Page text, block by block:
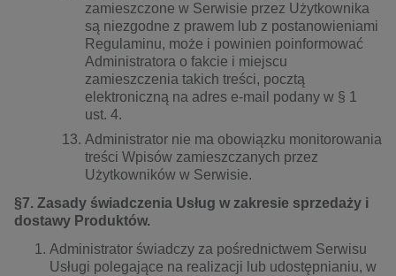
zamieszczone w Serwisie przez Użytkownika
są niezgodne z prawem lub z postanowieniami
Regulaminu, może i powinien poinformować
Administratora o fakcie i miejscu
zamieszczenia takich treści, pocztą
elektroniczną na adres e-mail podany w § 1
ust. 4.
Administrator nie ma obowiązku monitorowania
treści Wpisów zamieszczanych przez
Użytkowników w Serwisie.
§7. Zasady świadczenia Usług w zakresie sprzedaży i
dostawy Produktów.
Administrator świadczy za pośrednictwem Serwisu
Usługi polegające na realizacji lub udostępnianiu, w